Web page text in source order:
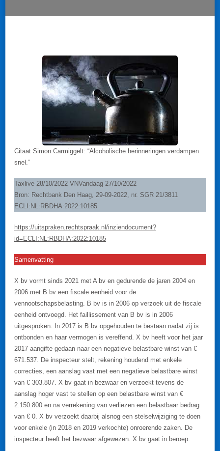
Citaat Simon Carmiggelt: “Alcoholische herinneringen verdampen
snel.”
Taxlive 28/10/2022 VNVandaag 27/10/2022
Bron: Rechtbank Den Haag, 29-09-2022, nr. SGR 21/3811
ECLI:NL:RBDHA:2022:10185
https://uitspraken.rechtspraak.nl/inziendocument?
id=ECLI:NL:RBDHA:2022:10185
Samenvatting
X bv vormt sinds 2021 met A bv en gedurende de jaren 2004 en
2006 met B bv een fiscale eenheid voor de
vennootschapsbelasting. B bv is in 2006 op verzoek uit de fiscale
eenheid ontvoegd. Het faillissement van B bv is in 2006
uitgesproken. In 2017 is B bv opgehouden te bestaan nadat zij is
ontbonden en haar vermogen is vereffend. X bv heeft voor het jaar
2017 aangifte gedaan naar een negatieve belastbare winst van €
671.537. De inspecteur stelt, rekening houdend met enkele
correcties, een aanslag vast met een negatieve belastbare winst
van € 303.807. X bv gaat in bezwaar en verzoekt tevens de
aanslag hoger vast te stellen op een belastbare winst van €
2.150.800 en na verrekening van verliezen een belastbaar bedrag
van € 0. X bv verzoekt daarbij alsnog een stelselwijziging te doen
voor enkele (in 2018 en 2019 verkochte) onroerende zaken. De
inspecteur heeft het bezwaar afgewezen. X bv gaat in beroep.